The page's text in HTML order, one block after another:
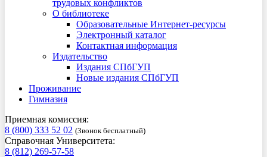
трудовых конфликтов
О библиотеке
Образовательные Интернет-ресурсы
Электронный каталог
Контактная информация
Издательство
Издания СПбГУП
Новые издания СПбГУП
Проживание
Гимназия
Приемная комиссия:
8 (800) 333 52 02 (Звонок бесплатный)
Справочная Университета:
8 (812) 269-57-58